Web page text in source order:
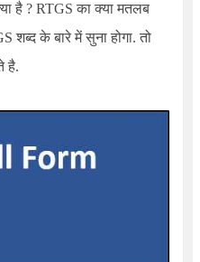
है ? RTGSका क्या मतलब
के बारे में सुना होगा. तो
है.